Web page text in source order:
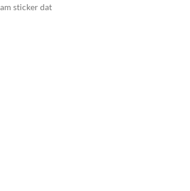
sticker dat